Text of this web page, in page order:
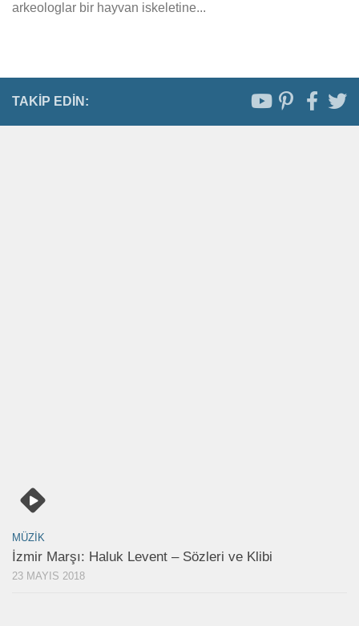
arkeologlar bir hayvan iskeletine...
TAKIP EDIN:
MÜZIK
İzmir Marşı: Haluk Levent – Sözleri ve Klibi
23 MAYIS 2018